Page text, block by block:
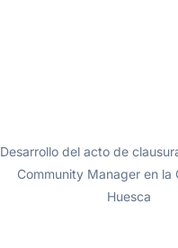
Desarrollo del acto de
Community Manager en la
Huesca